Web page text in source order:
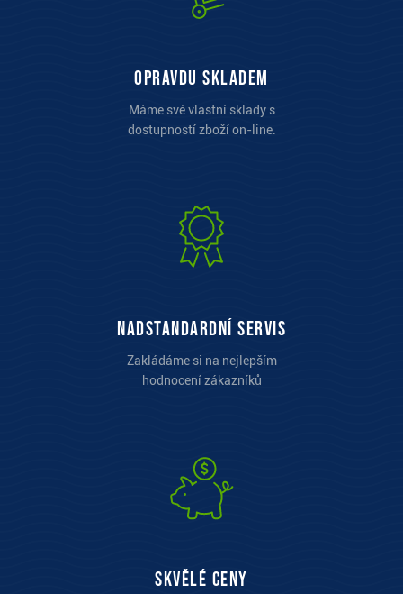
opravdu skladem
Máme své vlastní sklady s
dostupností zboží on-line.
Nadstandardní servis
Zakládáme si na nejlepším
hodnocení zákazníků
Skvělé ceny